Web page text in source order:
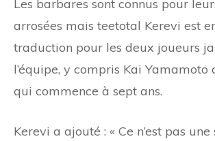
Les barbares sont connus pour
arrosées mais teetotal Kerevi est
traduction pour les deux joueurs
l’équipe, y compris Kai Yamamoto
qui commence à sept ans.
Kerevi a ajouté : « Ce n’est pas